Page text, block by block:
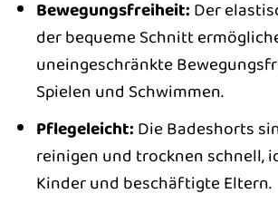
Bewegungsfreiheit: Der
der bequeme Schnitt
uneingeschränkte
Spielen und Schwimmen.
Pflegeleicht: Die Badeshorts
reinigen und trocknen schnell,
Kinder und beschäftigte Eltern.